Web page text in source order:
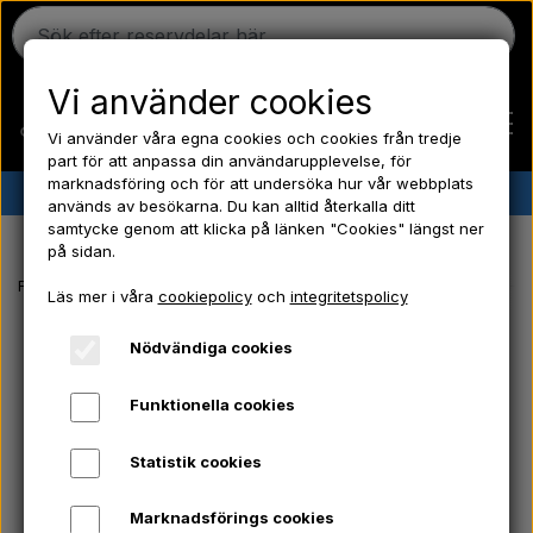
Hem
Massey Ferguson
Fordson
✔︎ Danskt lager ✔︎ Snabb leverans ✔︎ Låga priser
Framsida Massey Ferguson reservdelar
Vi använder cookies
Vi använder våra egna cookies och cookies från tredje
part för att anpassa din användarupplevelse, för
marknadsföring och för att undersöka hur vår webbplats
används av besökarna. Du kan alltid återkalla ditt
samtycke genom att klicka på länken "Cookies" längst ner
på sidan.
Läs mer i våra cookiepolicyoch integritetspolicy
Nödvändiga cookies
Funktionella cookies
Statistik cookies
Marknadsförings cookies